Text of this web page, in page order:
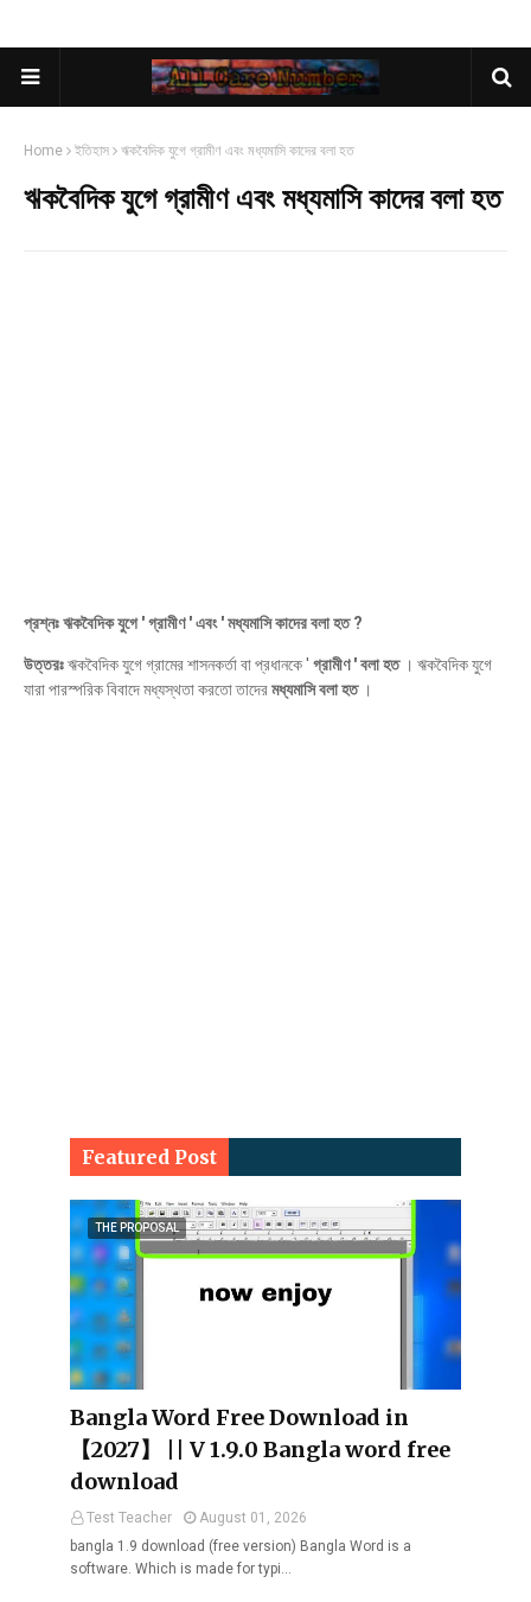
Home ইতিহাস ঋকবৈদিক যুগে গ্রামীণ এবং মধ্যমাসি কাদের বলা হত
ঋকবৈদিক যুগে গ্রামীণ এবং মধ্যমাসি কাদের বলা হত
প্রশ্নঃ ঋকবৈদিক যুগে ' গ্রামীণ ' এবং ' মধ্যমাসি কাদের বলা হত ?
উত্তরঃঋকবৈদিক যুগে গ্রামের শাসনকর্তা বা প্রধানকে ' গ্রামীণ ' বলা হত । ঋকবৈদিক যুগে
যারা পারস্পরিক বিবাদে মধ্যস্থতা করতো তাদেরমধ্যমাসি বলা হত ।
Featured Post
THE PROPOSAL
Bangla Word Free Download in
【2027】 || V 1.9.0 Bangla word free
download
Test Teacher
August 01, 2026
bangla 1.9 download (free version) Bangla Word is a
software. Which is made for typi…